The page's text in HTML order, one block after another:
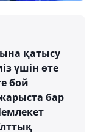
қатысу
үшін өте
бой
бар